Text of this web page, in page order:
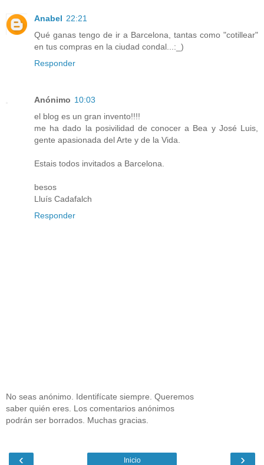
Anabel 22:21
Qué ganas tengo de ir a Barcelona, tantas como "cotillear"
en tus compras en la ciudad condal...:_)
Responder
Anónimo 10:03
el blog es un gran invento!!!!
me ha dado la posivilidad de conocer a Bea y José Luis,
gente apasionada del Arte y de la Vida.
Estais todos invitados a Barcelona.
besos
Lluís Cadafalch
Responder
No seas anónimo. Identifícate siempre. Queremos
saber quién eres. Los comentarios anónimos
podrán ser borrados. Muchas gracias.
‹ ›
Inicio